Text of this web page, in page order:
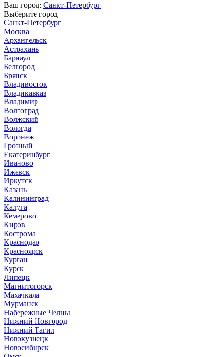
Ваш город: Санкт-Петербург
Выберите город
Санкт-Петербург
Москва
Архангельск
Астрахань
Барнаул
Белгород
Брянск
Владивосток
Владикавказ
Владимир
Волгоград
Волжский
Вологда
Воронеж
Грозный
Екатеринбург
Иваново
Ижевск
Иркутск
Казань
Калининград
Калуга
Кемерово
Киров
Кострома
Краснодар
Красноярск
Курган
Курск
Липецк
Магнитогорск
Махачкала
Мурманск
Набережные Челны
Нижний Новгород
Нижний Тагил
Новокузнецк
Новосибирск